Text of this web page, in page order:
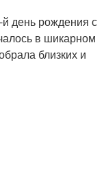
день рождения с
в шикарном
близких и